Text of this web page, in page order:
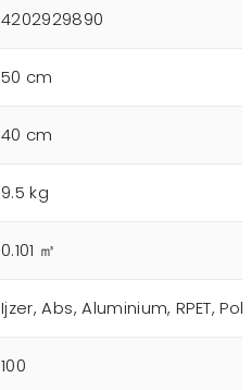
4202929890
50 cm
40 cm
9.5 kg
0.101 ㎥
Ijzer, Abs, Aluminium, RPET,
100